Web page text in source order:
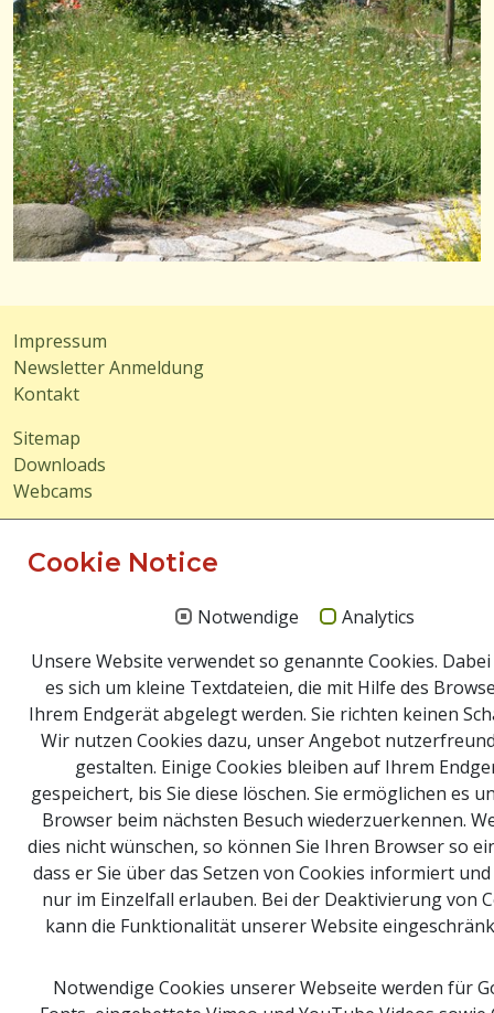
Impressum
Newsletter Anmeldung
Kontakt
Sitemap
Downloads
Webcams
© 2026 Copyright Naturpark Obst-Hügel-Land
Naturpark Obst-Hügel-Land, Kirchenplatz 1
4076 St. Marienkirchen an der Polsenz
Tel: +43 7249 47112-25 |info@obsthuegelland.at
Cookie Notice
Notwendige
Analytics
Unsere Website verwendet so genannte Cookies.
es sich um kleine Textdateien, die mit Hilfe des
Ihrem Endgerät abgelegt werden. Sie richten keinen
Wir nutzen Cookies dazu, unser Angebot
gestalten. Einige Cookies bleiben auf Ihrem
gespeichert, bis Sie diese löschen. Sie ermöglichen es
Browser beim nächsten Besuch wiederzuerkennen.
dies nicht wünschen, so können Sie Ihren Browser so
dass er Sie über das Setzen von Cookies informiert und
nur im Einzelfall erlauben. Bei der Deaktivierung von
kann die Funktionalität unserer Website
Notwendige Cookies unserer Webseite werden für